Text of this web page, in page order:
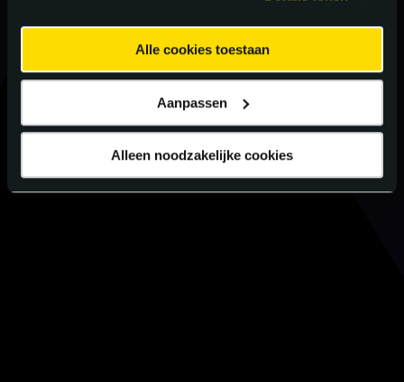
Alle cookies toestaan
Aanpassen
Alleen noodzakelijke cookies